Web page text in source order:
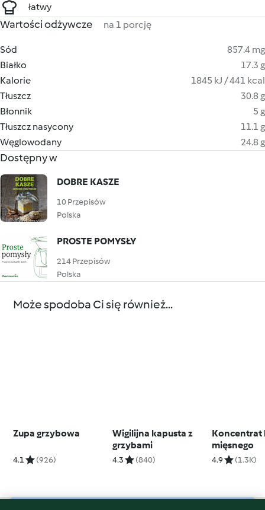
łatwy
Wartości odżywcze na 1 porcję
Sód
857.4 mg
Białko
17.3 g
Kalorie
1845 kJ / 441 kcal
Tłuszcz
30.8 g
Błonnik
5 g
Tłuszcz nasycony
11.1 g
Węglowodany
24.8 g
Dostępny w
DOBRE KASZE
10 Przepisów
Polska
PROSTE POMYSŁY
214 Przepisów
Polska
Może spodoba Ci się również...
Zupa grzybowa
4.1 (926)
Wigilijna kapusta z
grzybami
4.3 (840)
Koncentrat
mięsnego
4.9 (1.3K)